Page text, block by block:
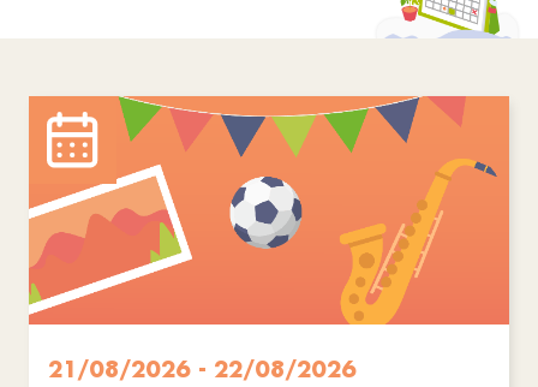
21/08/2026 - 22/08/2026